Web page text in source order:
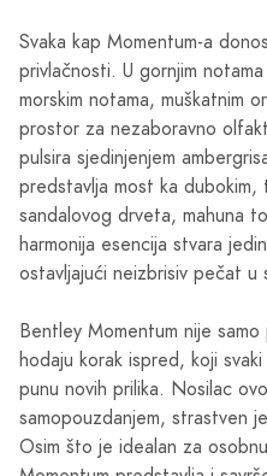
Svaka kap Momentum-a
privlačnosti. U gornjim
morskim notama, muškatnim
prostor za nezaboravno
pulsira sjedinjenjem
predstavlja most ka dubokim,
sandalovog drveta, mahuna
harmonija esencija stvara
ostavljajući neizbrisiv pečat u
Bentley Momentum nije
hodaju korak ispred, koji
punu novih prilika. Nosilac
samopouzdanjem, strastven
Osim što je idealan za